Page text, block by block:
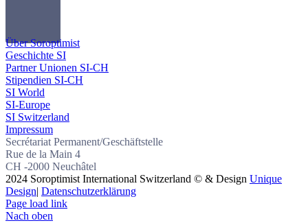
Über Soroptimist
Geschichte SI
Partner Unionen SI-CH
Stipendien SI-CH
SI World
SI-Europe
SI Switzerland
Impressum
Secrétariat Permanent/Geschäftstelle
Rue de la Main 4
CH -2000 Neuchâtel
2024 Soroptimist International Switzerland © & Design Unique
Design| Datenschutzerklärung
Page load link
Nach oben